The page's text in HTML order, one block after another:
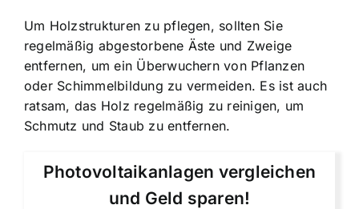
Um Holzstrukturen zu pflegen, sollten Sie
regelmäßig abgestorbene Äste und Zweige
entfernen, um ein Überwuchern von Pflanzen
oder Schimmelbildung zu vermeiden. Es ist auch
ratsam, das Holz regelmäßig zu reinigen, um
Schmutz und Staub zu entfernen.
Photovoltaikanlagen vergleichen
und Geld sparen!